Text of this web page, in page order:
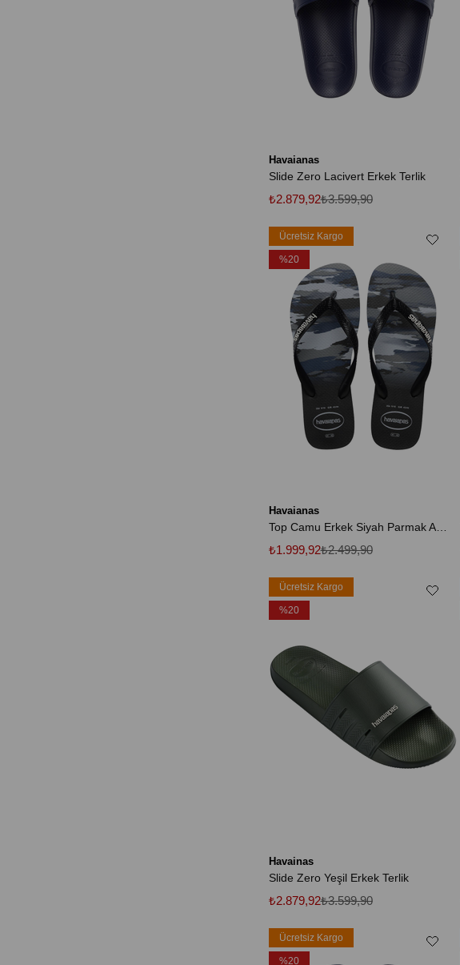
Havaianas
Slide Zero Lacivert Erkek Terlik
₺2.879,92₺3.599,90
Havaianas
Top Camu Erkek Siyah Parmak Arası Terlik
₺1.999,92₺2.499,90
Ücretsiz Kargo
%20
Havainas
Slide Zero Yeşil Erkek Terlik
₺2.879,92₺3.599,90
Ücretsiz Kargo
%20
Ücretsiz Kargo
%20